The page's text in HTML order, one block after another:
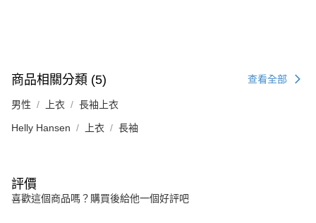
商品相關分類 (5) 查看全部
男性 上衣 長袖上衣
Helly Hansen 上衣 長袖
評價
喜歡這個商品嗎？購買後給他一個好評吧